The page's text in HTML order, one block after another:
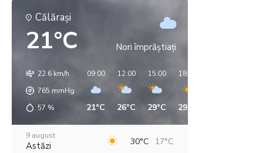
Călăraşi
21°C Nori împrăștiați
22.6 km/h
765 mmHg
57 %
09:00
21°C
12:00
26°C
15:00
29°C
18:00
29°C
9 august
Astăzi 30°C 17°C